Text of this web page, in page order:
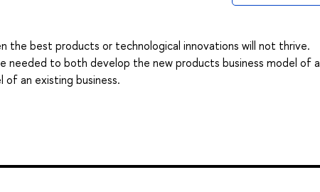
the best products or technological innovations will not thrive.
needed to both develop the new products business model of a
an existing business.